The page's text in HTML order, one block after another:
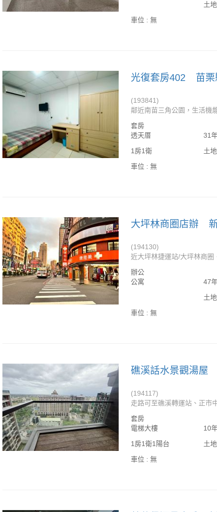
土
車位 : 無
光復套房402 苗
(193841)
鄰近南苗三角公園，生活機
套房
透天厝
31
1房1衛
土
車位 : 無
大坪林商圈店辦
(194130)
近大坪林捷運站/大坪林商
辦公
公寓
47
土
車位 : 無
礁溪話水景觀湯屋
(194117)
走路可至礁溪轉運站、正市
套房
電梯大樓
10
1房1衛1陽台
土
車位 : 無